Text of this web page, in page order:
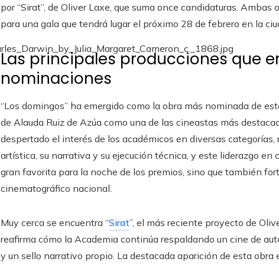
por “Sirat”, de Oliver Laxe, que suma once candidaturas.
para una gala que tendrá lugar el próximo 28 de febrero en la
Las principales producciones que
nominaciones
“Los domingos” ha emergido como la obra más nominada de
de Alauda Ruiz de Azúa como una de las cineastas más
despertado el interés de los académicos en diversas
artística, su narrativa y su ejecución técnica, y este liderazgo
gran favorita para la noche de los premios, sino que también
cinematográfico nacional.
Muy cerca se encuentra “Sirat”, el más reciente proyecto de
reafirma cómo la Academia continúa respaldando un cine de
y un sello narrativo propio. La destacada aparición de esta